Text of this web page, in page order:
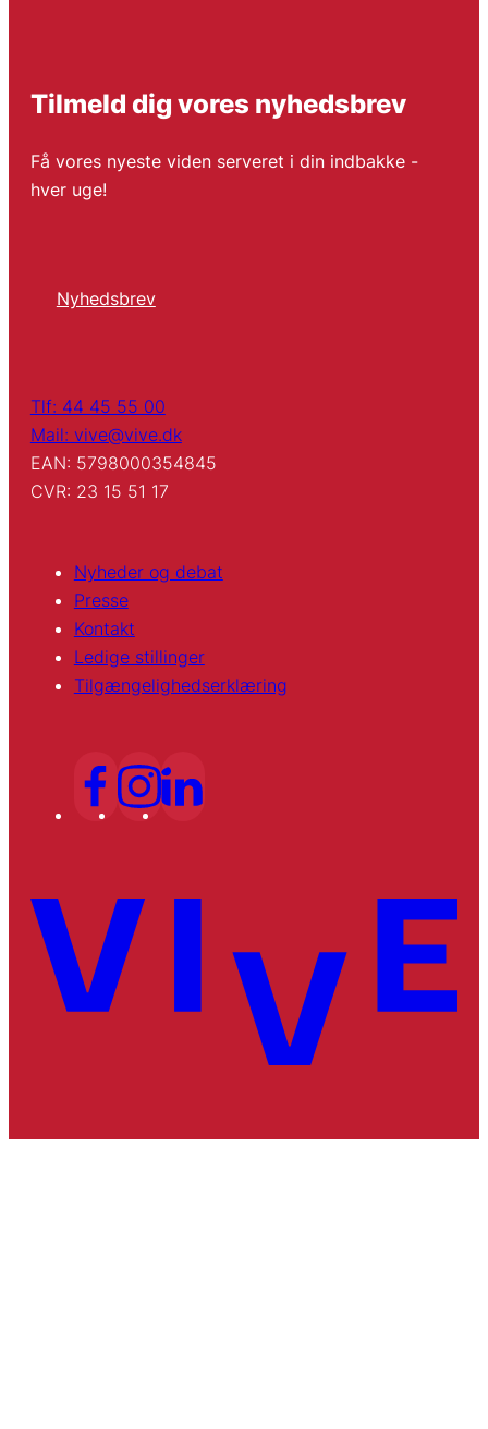
Tilmeld dig vores nyhedsbrev
Få vores nyeste viden serveret i din indbakke -
hver uge!
Nyhedsbrev
Tlf: 44 45 55 00
Mail: vive@vive.dk
EAN: 5798000354845
CVR: 23 15 51 17
Nyheder og debat
Presse
Kontakt
Ledige stillinger
Tilgængelighedserklæring